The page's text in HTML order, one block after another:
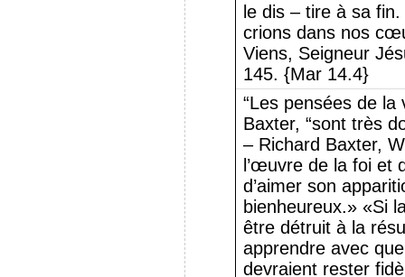
le dis – tire à sa
crions dans nos
Viens, Seigneur
145. {Mar 14.4}
“Les pensées de la
Baxter, “sont très
– Richard Baxter,
l’œuvre de la foi et
d’aimer son
bienheureux.» «Si
être détruit à la
apprendre avec
devraient rester